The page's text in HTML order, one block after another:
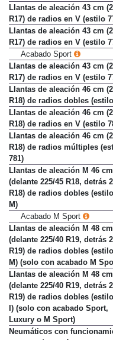
Acabado Luxury
Llantas de aleación 43 cm
R17) de radios en V (estilo
Llantas de aleación 43 cm
R17) de radios en V (estilo
Acabado Sport
Llantas de aleación 43 cm
R17) de radios en V (estilo
Llantas de aleación 46 cm
R18) de radios dobles
Llantas de aleación 46 cm
R18) de radios en V (estilo
Llantas de aleación 46 cm
R18) de radios múltiples
781)
Llantas de aleación M 46 cm
(delante 225/45 R18, detrás
R18) de radios dobles (estilo
Acabado M Sport
Llantas de aleación M 48 cm
(delante 225/40 R19, detrás
R19) de radios dobles (estilo
M) (solo con acabado M
Llantas de aleación M 48 cm
(delante 225/40 R19, detrás
R19) de radios dobles (estilo
I) (solo con acabado Sport,
Luxury o M Sport)